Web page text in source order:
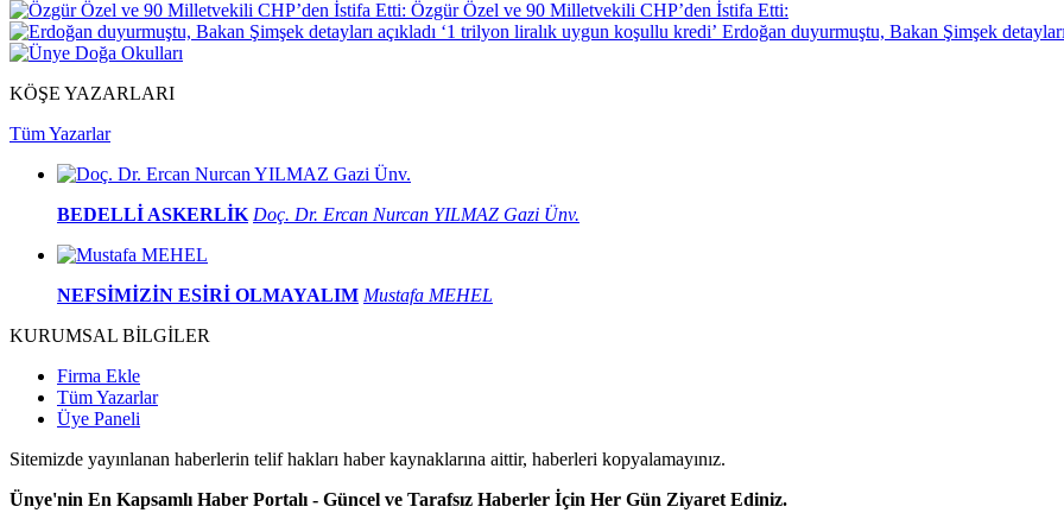
Özgür Özel ve 90 Milletvekili CHP’den İstifa Etti:
Erdoğan duyurmuştu, Bakan Şimşek
KÖŞE YAZARLARI
Tüm Yazarlar
BEDELLİ ASKERLİK Doç. Dr. Ercan Nurcan YILMAZ Gazi Ünv.
NEFSİMİZİN ESİRİ OLMAYALIM Mustafa MEHEL
KURUMSAL BİLGİLER
Firma Ekle
Tüm Yazarlar
Üye Paneli
Sitemizde yayınlanan haberlerin telif hakları haber kaynaklarına aittir, haberleri kopyalamayınız.
Ünye'nin En Kapsamlı Haber Portalı - Güncel ve Tarafsız Haberler İçin Her Gün Ziyaret Ediniz.